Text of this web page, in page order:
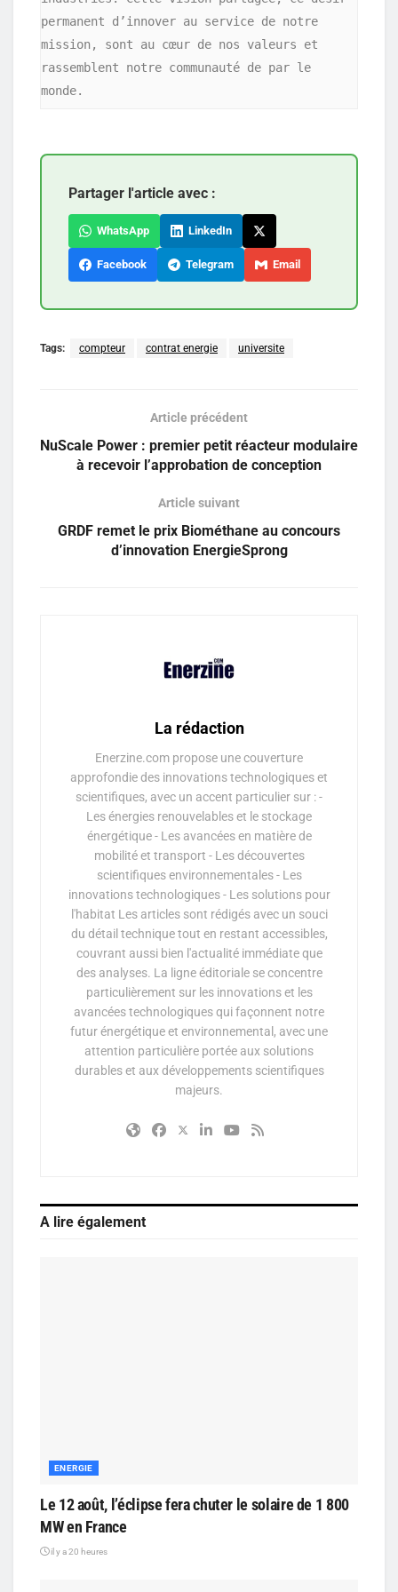
permanent d’innover au service de notre
mission, sont au cœur de nos valeurs et
rassemblent notre communauté de par le
monde.
Partager l'article avec :
WhatsApp LinkedIn
Facebook Telegram Email
Tags: compteur contrat energie universite
Article précédent
NuScale Power : premier petit réacteur modulaire
à recevoir l’approbation de conception
Article suivant
GRDF remet le prix Biométhane au concours
d’innovation EnergieSprong
La rédaction
Enerzine.com propose une couverture
approfondie des innovations technologiques et
scientifiques, avec un accent particulier sur : -
Les énergies renouvelables et le stockage
énergétique - Les avancées en matière de
mobilité et transport - Les découvertes
scientifiques environnementales - Les
innovations technologiques - Les solutions pour
l'habitat Les articles sont rédigés avec un souci
du détail technique tout en restant accessibles,
couvrant aussi bien l'actualité immédiate que
des analyses. La ligne éditoriale se concentre
particulièrement sur les innovations et les
avancées technologiques qui façonnent notre
futur énergétique et environnemental, avec une
attention particulière portée aux solutions
durables et aux développements scientifiques
majeurs.
A lire également
ENERGIE
Le 12 août, l’éclipse fera chuter le solaire de 1 800
MW en France
il y a 20 heures